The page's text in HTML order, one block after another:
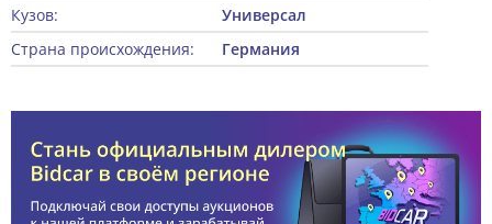
Кузов:
Универсал
Страна происхождения:
Германия